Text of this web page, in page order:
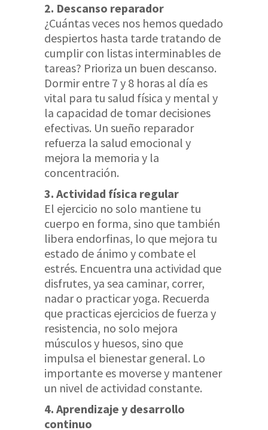
2. Descanso reparador
¿Cuántas veces nos hemos quedado
despiertos hasta tarde tratando de
cumplir con listas interminables de
tareas? Prioriza un buen descanso.
Dormir entre 7 y 8 horas al día es
vital para tu salud física y mental y
la capacidad de tomar decisiones
efectivas. Un sueño reparador
refuerza la salud emocional y
mejora la memoria y la
concentración.
3. Actividad física regular
El ejercicio no solo mantiene tu
cuerpo en forma, sino que también
libera endorfinas, lo que mejora tu
estado de ánimo y combate el
estrés. Encuentra una actividad que
disfrutes, ya sea caminar, correr,
nadar o practicar yoga. Recuerda
que practicas ejercicios de fuerza y
resistencia, no solo mejora
músculos y huesos, sino que
impulsa el bienestar general. Lo
importante es moverse y mantener
un nivel de actividad constante.
4. Aprendizaje y desarrollo
continuo